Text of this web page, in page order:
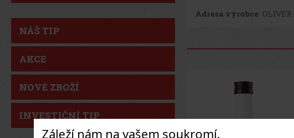
Záleží nám na vašem soukromí.
NÁŠ TIP
AKCE
NOVÉ ZBOŽÍ
INVESTIČNÍ TIP
Adresa výrobce:
Novinka